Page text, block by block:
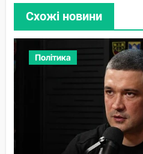
Схожі новини
Політика